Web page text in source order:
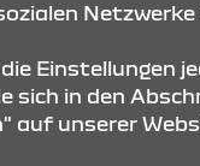
Einstellungen
sich in den
auf unserer